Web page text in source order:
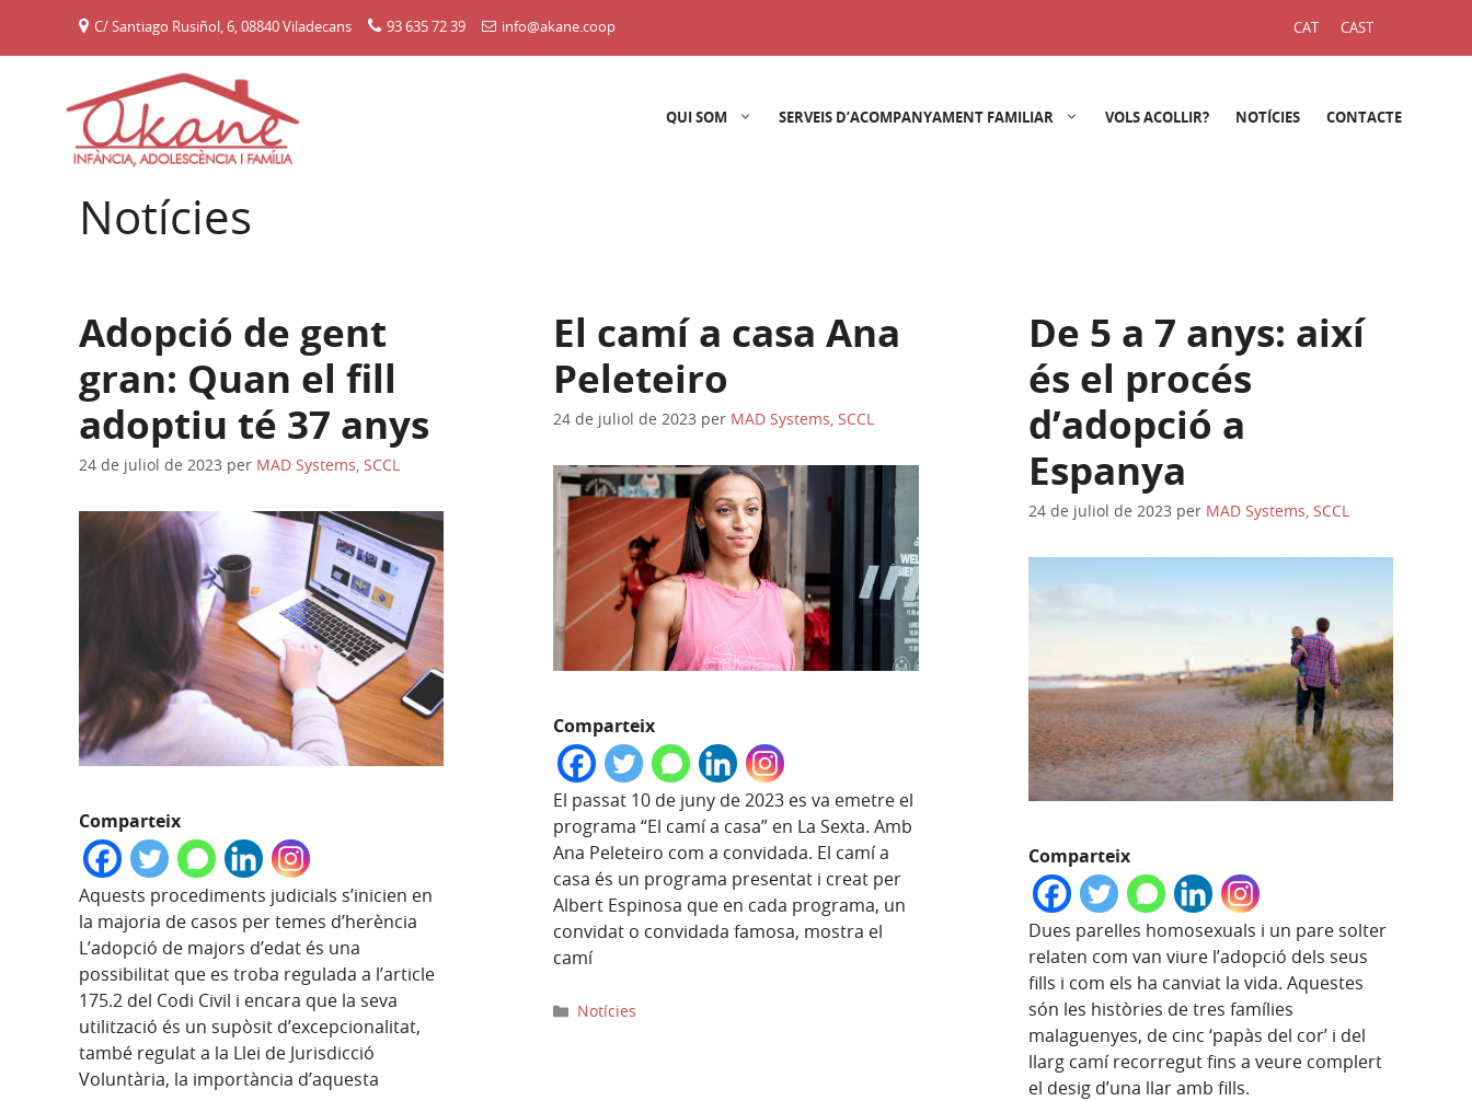
C/ Santiago Rusiñol, 6, 08840 Viladecans 93 635 72 39 info@akane.coop CAT CAST
QUI SOM SERVEIS D’ACOMPANYAMENT FAMILIAR VOLS ACOLLIR? NOTÍCIES CONTACTE
Notícies
Adopció de gent
gran: Quan el fill
adoptiu té 37 anys
24 de juliol de 2023 per MAD Systems, SCCL
Comparteix
Aquests procediments judicials s’inicien en
la majoria de casos per temes d’herència
L’adopció de majors d’edat és una
possibilitat que es troba regulada a l’article
175.2 del Codi Civil i encara que la seva
utilització és un supòsit d’excepcionalitat,
també regulat a la Llei de Jurisdicció
Voluntària, la importància d’aquesta
El camí a casa Ana
Peleteiro
24 de juliol de 2023 per MAD Systems, SCCL
Comparteix
El passat 10 de juny de 2023 es va emetre el
programa “El camí a casa” en La Sexta. Amb
Ana Peleteiro com a convidada. El camí a
casa és un programa presentat i creat per
Albert Espinosa que en cada programa, un
convidat o convidada famosa, mostra el
camí
Categories
Notícies
De 5 a 7 anys: així
és el procés
d’adopció a
Espanya
24 de juliol de 2023 per MAD Systems, SCCL
Comparteix
Dues parelles homosexuals i un pare solter
relaten com van viure l’adopció dels seus
fills i com els ha canviat la vida. Aquestes
són les històries de tres famílies
malaguenyes, de cinc ‘papàs del cor’ i del
llarg camí recorregut fins a veure complert
el desig d’una llar amb fills.